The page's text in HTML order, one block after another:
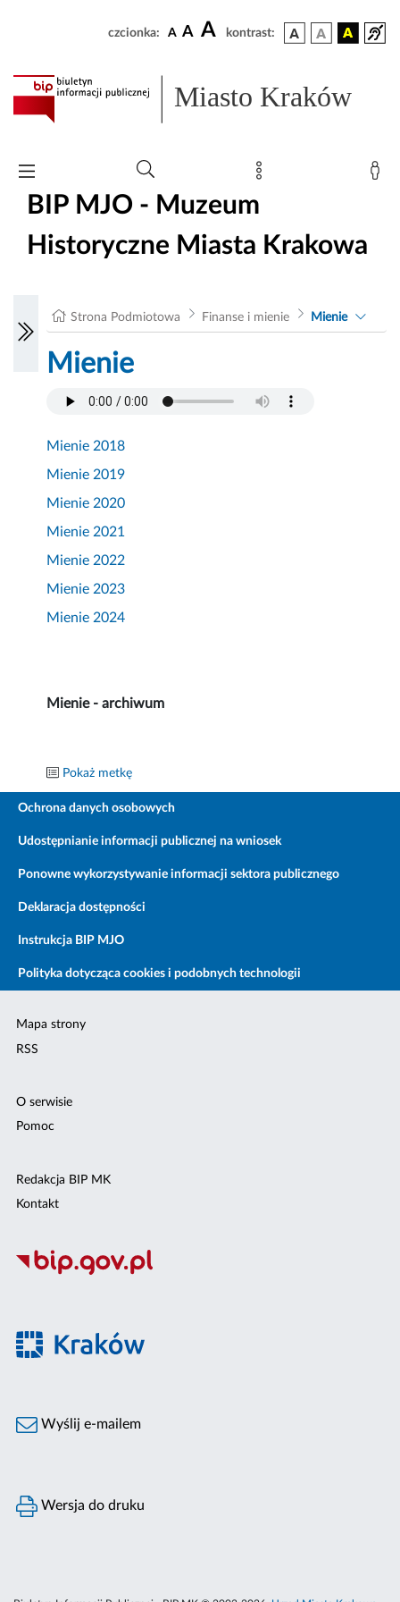
czcionka: A A A kontrast:
Miasto Kraków
BIP MJO - Muzeum
Historyczne Miasta Krakowa
Strona Podmiotowa Finanse i mienie Mienie
Mienie
Mienie 2018
Mienie 2019
Mienie 2020
Mienie 2021
Mienie 2022
Mienie 2023
Mienie 2024
Mienie - archiwum
Pokaż metkę
Ochrona danych osobowych
Udostępnianie informacji publicznej na wniosek
Ponowne wykorzystywanie informacji sektora publicznego
Deklaracja dostępności
Instrukcja BIP MJO
Polityka dotycząca cookies i podobnych technologii
Mapa strony
RSS
O serwisie
Pomoc
Redakcja BIP MK
Kontakt
Wyślij e-mailem
Wersja do druku